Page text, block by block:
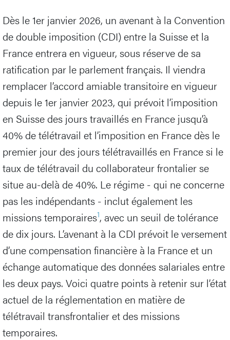
Dès le 1er janvier 2026, un avenant à la Convention
de double imposition (CDI) entre la Suisse et la
France entrera en vigueur, sous réserve de sa
ratification par le parlement français. Il viendra
remplacer l’accord amiable transitoire en vigueur
depuis le 1er janvier 2023, qui prévoit l’imposition
en Suisse des jours travaillés en France jusqu’à
40% de télétravail et l’imposition en France dès le
premier jour des jours télétravaillés en France si le
taux de télétravail du collaborateur frontalier se
situe au-delà de 40%. Le régime - qui ne concerne
pas les indépendants - inclut également les
missions temporaires1, avec un seuil de tolérance
de dix jours. L’avenant à la CDI prévoit le versement
d’une compensation financière à la France et un
échange automatique des données salariales entre
les deux pays. Voici quatre points à retenir sur l’état
actuel de la réglementation en matière de
télétravail transfrontalier et des missions
temporaires.